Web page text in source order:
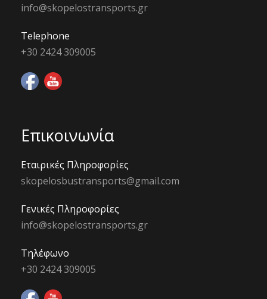
info@skopelostransports.gr
Telephone
+30 2424 309005
Επικοινωνία
Εταιρικές Πληροφορίες
skopelosbustransports@gmail.com
Γενικές Πληροφορίες
info@skopelostransports.gr
Τηλέφωνο
+30 2424 309005